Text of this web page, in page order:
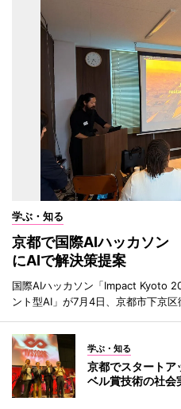
学ぶ・知る
京都で国際AIハッカソン
にAIで解決策提案
国際AIハッカソン「Impact Kyoto
ント型AI」が7月4日、京都市下京区
学ぶ・知る
京都でスタートア
ベル賞技術の社会